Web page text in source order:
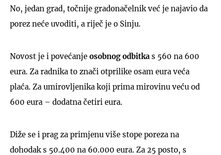
No, jedan grad, točnije gradonačelnik već je najavio da
porez neće uvoditi, a riječ je o Sinju.
Novost je i povećanje osobnog odbitka s 560 na 600
eura. Za radnika to znači otprilike osam eura veća
plaća. Za umirovljenika koji prima mirovinu veću od
600 eura – dodatna četiri eura.
Diže se i prag za primjenu više stope poreza na
dohodak s 50.400 na 60.000 eura. Za 25 posto, s